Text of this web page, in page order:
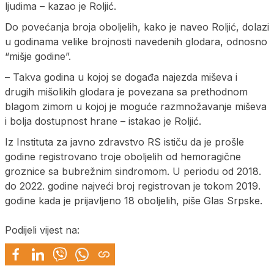
ljudima – kazao je Roljić.
Do povećanja broja oboljelih, kako je naveo Roljić, dolazi
u godinama velike brojnosti navedenih glodara, odnosno
“mišje godine”.
– Takva godina u kojoj se događa najezda miševa i
drugih mišolikih glodara je povezana sa prethodnom
blagom zimom u kojoj je moguće razmnožavanje miševa
i bolja dostupnost hrane – istakao je Roljić.
Iz Instituta za javno zdravstvo RS ističu da je prošle
godine registrovano troje oboljelih od hemoragične
groznice sa bubrežnim sindromom. U periodu od 2018.
do 2022. godine najveći broj registrovan je tokom 2019.
godine kada je prijavljeno 18 oboljelih, piše Glas Srpske.
Podijeli vijest na: